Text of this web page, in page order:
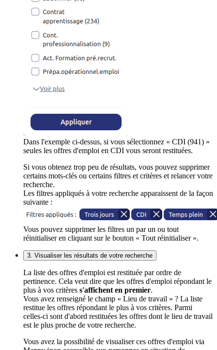
Dans l'exemple ci-dessus, si vous sélectionnez « CDI (941) »
seules les offres d'emploi en CDI vous seront restituées.
Si vous obtenez trop peu de résultats, vous pouvez supprimer
certains mots-clés ou certains filtres et critères et relancer votre
recherche.
Les filtres appliqués à votre recherche apparaissent de la façon
suivante :
Vous pouvez supprimer les filtres un par un ou tout
réinitialiser en cliquant sur le bouton « Tout réinitialiser ».
3. Visualiser les résultats de votre recherche
La liste des offres d'emploi est restituée par ordre de
pertinence. Cela veut dire que les offres d'emploi répondant le
plus à vos critères s'affichent en premier.
Vous avez renseigné le champ « Lieu de travail » ? La liste
restitue les offres répondant le plus à vos critères. Parmi
celles-ci sont d'abord restituées les offres dont le lieu de travail
est le plus proche de votre recherche.
Vous avez la possibilité de visualiser ces offres d'emploi via